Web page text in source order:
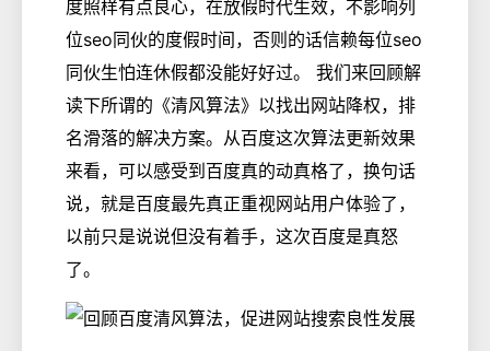
度照样有点良心，在放假时代生效，不影响列
位seo同伙的度假时间，否则的话信赖每位seo
同伙生怕连休假都没能好好过。 我们来回顾解
读下所谓的《清风算法》以找出网站降权，排
名滑落的解决方案。从百度这次算法更新效果
来看，可以感受到百度真的动真格了，换句话
说，就是百度最先真正重视网站用户体验了，
以前只是说说但没有着手，这次百度是真怒
了。